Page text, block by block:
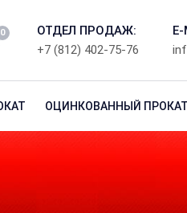
0
ОТДЕЛ ПРОДАЖ:
+7 (812) 402-75-76
ОЦИНКОВАННЫЙ ПРОКАТ